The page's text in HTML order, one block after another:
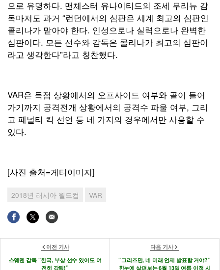
으로 유명하다. 맨체스터 유나이티드의 조세 무리뉴 감
독마저도 과거 “런던에서의 심판은 세계 최고의 심판인
콜리나가 맡아야 한다. 인성으로나 실력으로나 완벽한
심판이다. 모든 선수와 감독은 콜리나가 최고의 심판이
라고 생각한다”라고 칭찬했다.
VAR은 득점 상황에서의 오프사이드 여부와 골이 들어
가기까지 공격전개 상황에서의 공격수 파울 여부, 그리
고 페널티 킥 선언 등 네 가지의 경우에서만 사용할 수
있다.
[사진 출처=게티이미지]
2018년 러시아 월드컵 VAR
이전 기사
스웨덴 감독 “한국, 부상 선수 있어도 여
전히 강팀!”
다음 기사
“그리즈만, 네 미래 언제 발표할 거야?”
한눈에 살펴보는 6월 13일 여름 이적 시